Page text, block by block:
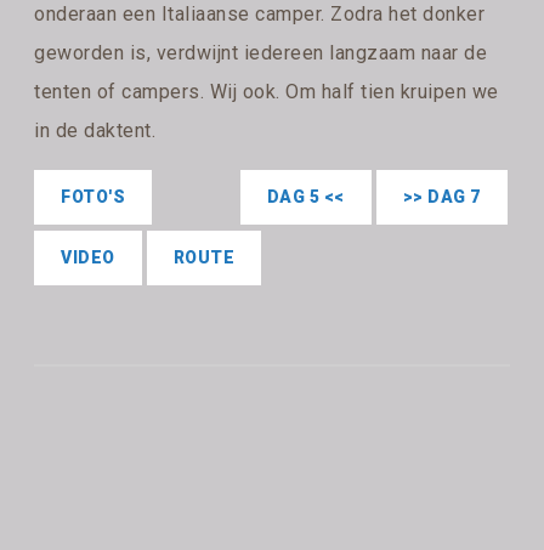
onderaan een Italiaanse camper. Zodra het donker
geworden is, verdwijnt iedereen langzaam naar de
tenten of campers. Wij ook. Om half tien kruipen we
in de daktent.
>> DAG 7
DAG 5 <<
FOTO'S
VIDEO ROUTE